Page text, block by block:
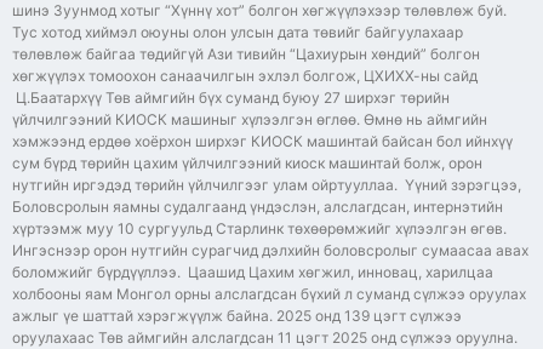
шинэ Зуунмод хотыг “Хүннү хот” болгон хөгжүүлэхээр төлөвлөж буй.
Тус хотод хиймэл оюуны олон улсын дата төвийг байгуулахаар
төлөвлөж байгаа төдийгүй Ази тивийн “Цахиурын хөндий” болгон
хөгжүүлэх томоохон санаачилгын эхлэл болгож, ЦХИХХ-ны сайд
Ц.Баатархүү Төв аймгийн бүх суманд буюу 27 ширхэг төрийн
үйлчилгээний КИОСК машиныг хүлээлгэн өглөө. Өмнө нь аймгийн
хэмжээнд ердөө хоёрхон ширхэг КИОСК машинтай байсан бол ийнхүү
сум бүрд төрийн цахим үйлчилгээний киоск машинтай болж, орон
нутгийн иргэдэд төрийн үйлчилгээг улам ойртууллаа. Үүний зэрэгцээ,
Боловсролын яамны судалгаанд үндэслэн, алслагдсан, интернэтийн
хүртээмж муу 10 сургуульд Старлинк төхөөрөмжийг хүлээлгэн өгөв.
Ингэснээр орон нутгийн сурагчид дэлхийн боловсролыг сумаасаа авах
боломжийг бүрдүүллээ. Цаашид Цахим хөгжил, инновац, харилцаа
холбооны яам Монгол орны алслагдсан бүхий л суманд сүлжээ оруулах
ажлыг үе шаттай хэрэгжүүлж байна. 2025 онд 139 цэгт сүлжээ
оруулахаас Төв аймгийн алслагдсан 11 цэгт 2025 онд сүлжээ оруулна.